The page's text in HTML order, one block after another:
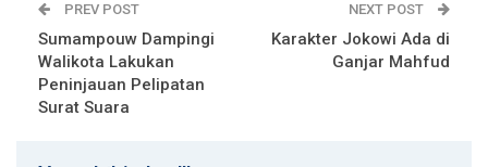
PREV POST
Sumampouw Dampingi
Walikota Lakukan
Peninjauan Pelipatan
Surat Suara
NEXT POST
Karakter Jokowi Ada di
Ganjar Mahfud